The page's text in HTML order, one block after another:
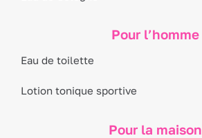
Pour l’homme
Eau de toilette
Lotion tonique sportive
Pour la maison